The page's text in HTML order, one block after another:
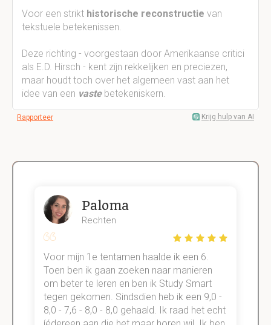
Voor een strikt historische reconstructie van
tekstuele betekenissen.
Deze richting - voorgestaan door Amerikaanse critici
als E.D. Hirsch - kent zijn rekkelijken en preciezen,
maar houdt toch over het algemeen vast aan het
idee van een vaste betekeniskern.
Rapporteer Krijg hulp van AI
Paloma
Rechten
Voor mijn 1e tentamen haalde ik een 6.
Toen ben ik gaan zoeken naar manieren
om beter te leren en ben ik Study Smart
tegen gekomen. Sindsdien heb ik een 9,0 -
8,0 - 7,6 - 8,0 - 8,0 gehaald. Ik raad het echt